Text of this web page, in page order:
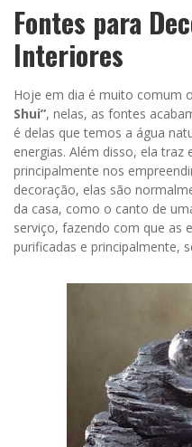
Fontes para
Interiores
Hoje em dia é muito comum
Shui”, nelas, as fontes
é delas que temos a água
energias. Além disso, ela traz
principalmente nos
decoração, elas são
da casa, como o canto de
serviço, fazendo com que as
purificadas e principalmente,